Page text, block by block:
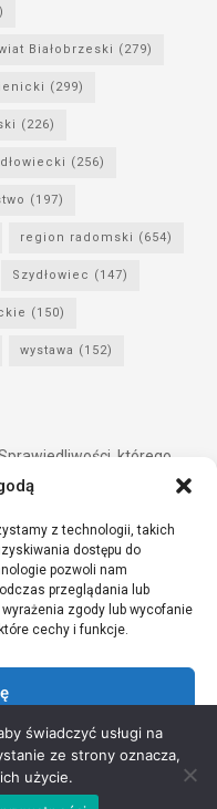
z technologii, takich
dostępu do
pozwoli nam
przeglądania lub
zgody lub wycofanie
cechy i funkcje.
Białobrzeski (279)
(299)
(226)
(256)
(197)
region radomski (654)
Szydłowiec (147)
(150)
wystawa (152)
którego
Zdrowia - Wszelkie prawa
świadczyć usługi na
ze strony oznacza,
użycie.